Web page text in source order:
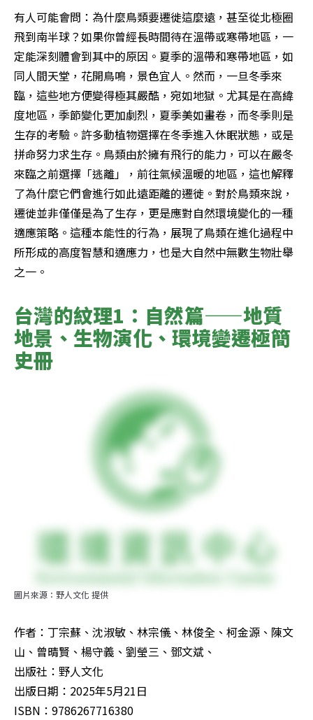
有人可能會問：為什麼鳥類要遷徙這麼遠，甚至從北極圈
飛到南半球？如果你曾經長時間待在溫帶或寒帶地區，一
定能深刻體會到其中的原因。夏季的溫帶和寒帶地區，如
同人間天堂，花開鳥鳴，景色宜人。然而，一旦冬季來
臨，這些地方便變得極其嚴酷，宛如地獄。尤其是在高緯
度地區，季節變化更加劇烈，夏季美如畫卷，而冬季則是
生存的考驗。許多動植物選擇在冬季進入休眠狀態，或是
拼命努力求生存。鳥類由於擁有飛行的能力，可以在嚴冬
來臨之前選擇「逃離」，前往氣候溫暖的地區，這也解釋
了為什麼它們會進行如此遠距離的遷徙。對於鳥類來說，
遷徙並非僅僅是為了生存，更是應對自然環境變化的一種
適應策略。這種本能性的行為，展現了鳥類在進化過程中
所形成的高度智慧和適應力，也是大自然中無數生物壯舉
之一。
台灣的紋理1：自然篇——地質
地景、生物演化、環境變遷極簡
史冊
圖片來源：野人文化 提供
作者：丁宗蘇、沈淑敏、林宗儀、林俊全、柯金源、陳文
山、曾晴賢、楊守義、劉瑩三、鄧文斌、
出版社：野人文化
出版日期：2025年5月21日
ISBN：9786267716380